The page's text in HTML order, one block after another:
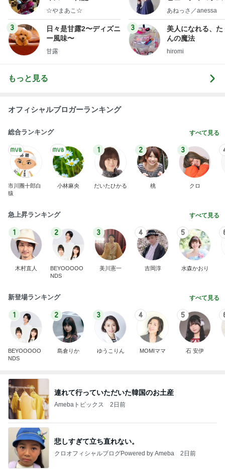
☆やまあこ☆
3
日々是甘露2〜ディズニ
ー風味〜
甘露
little
あねっさ／anessa
3
美人になれる、た
んの魔法
hiromi
もっと見る
オフィシャルブロガーランキング
総合ランキング すべて見る
市川團十郎白
猿
小林麻央
1
だいたひかる
2
桃
3
クロ
急上昇ランキング すべて見る
1
木村直人
2
BEYOOOOO
NDS
3
美川憲一
4
吉岡淳
5
水森かおり
新登場ランキング すべて見る
1
BEYOOOOO
NDS
2
島倉りか
3
ゆうこりん
4
MOMIママ
5
石 安伊
連れて行っていただいた韓国のお土産
Amebaトピックス 2日前
悲しすぎて立ち直れない。
クロオフィシャルブログPowered by Ameba 2日前